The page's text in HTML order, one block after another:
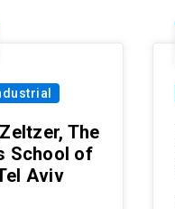
The
School of
Aviv